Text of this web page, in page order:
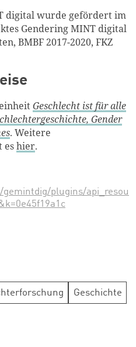
digital wurde gefördert im
Gendering MINT digital
BMBF 2017-2020, FKZ
Geschlecht ist für alle
Gender
. Weitere
eshier.
plugins/api_resou
Geschichte